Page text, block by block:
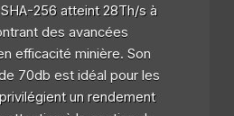
256 atteint 28Th/s à
des avancées
efficacité minière. Son
70db est idéal pour les
un rendement